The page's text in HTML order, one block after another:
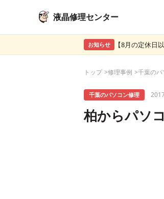
液晶修理センター
お知らせ 【8月の定休日
トップ 修理事例 千葉の
千葉のパソコン修理
柏からパソ